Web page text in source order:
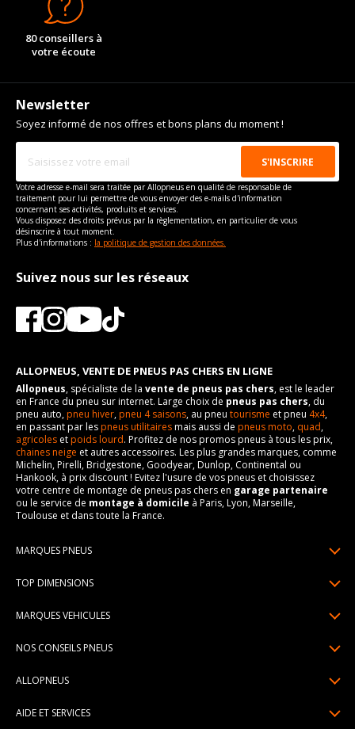
80 conseillers à
votre écoute
Newsletter
Soyez informé de nos offres et bons plans du moment !
Votre adresse e-mail sera traitée par Allopneus en qualité de responsable de
traitement pour lui permettre de vous envoyer des e-mails d'information
concernant ses activités, produits et services.
Vous disposez des droits prévus par la règlementation, en particulier de vous
désinscrire à tout moment.
Plus d'informations : la politique de gestion des données.
Suivez nous sur les réseaux
ALLOPNEUS, VENTE DE PNEUS PAS CHERS EN LIGNE
Allopneus, spécialiste de la vente de pneus pas chers, est le leader
en France du pneu sur internet. Large choix de pneus pas chers, du
pneu auto,pneu hiver,pneu 4 saisons, au pneu tourisme et pneu 4x4,
en passant par lespneus utilitairesmais aussi de pneus moto, quad,
agricoles etpoids lourd. Profitez de nos promos pneus à tous les prix,
chaines neige et autres accessoires. Les plus grandes marques, comme
Michelin, Pirelli, Bridgestone, Goodyear, Dunlop, Continental ou
Hankook, à prix discount ! Evitez l'usure de vos pneus et choisissez
votre centre de montage de pneus pas chers en garage partenaire
ou le service de montage à domicile à Paris, Lyon, Marseille,
Toulouse et dans toute la France.
MARQUES PNEUS
Pneus Continental
Pneus Hankook
Pneus Dunlop
TOP DIMENSIONS
195/65R15
205/60R16
MARQUES VEHICULES
Peugeot
NOS CONSEILS PNEUS
Pression pneu
ALLOPNEUS
AIDE ET SERVICES